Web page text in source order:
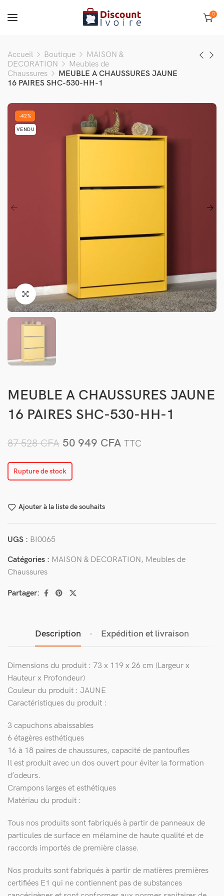
0
Accueil Boutique
MAISON &
DECORATION
Meubles de
Chaussures
MEUBLE A CHAUSSURES JAUNE
16 PAIRES SHC-530-HH-1
-42%
VENDU
MEUBLE A CHAUSSURES JAUNE
16 PAIRES SHC-530-HH-1
87 528CFA 50 949 CFA TTC
Rupture de stock
Ajouter à la liste de souhaits
UGS : BI0065
Catégories : MAISON & DECORATION, Meubles de
Chaussures
Partager:
Description Expédition et livraison
Dimensions du produit : 73 x 119 x 26 cm (Largeur x
Hauteur x Profondeur)
Couleur du produit : JAUNE
Caractéristiques du produit :
3 capuchons abaissables
6 étagères esthétiques
16 à 18 paires de chaussures, capacité de pantoufles
Il est produit avec un dos ouvert pour éviter la formation
d’odeurs.
Crampons larges et esthétiques
Matériau du produit :
Tous nos produits sont fabriqués à partir de panneaux de
particules de surface en mélamine de haute qualité et de
raccords importés de première classe.
Nos produits sont fabriqués à partir de matières premières
certifiées E1 qui ne contiennent pas de substances